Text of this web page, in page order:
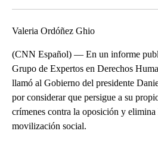
Valeria Ordóñez Ghio
(CNN Español) — En un informe
Grupo de Expertos en Derechos
llamó al Gobierno del presidente
por considerar que persigue a su
crímenes contra la oposición y
movilización social.